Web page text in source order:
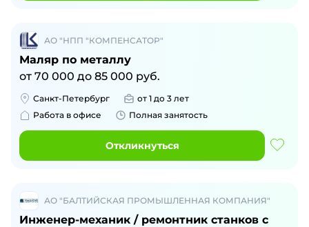
АО "НПП "КОМПЕНСАТОР"
Маляр по металлу
от 70 000 до 85 000 руб.
Санкт-Петербург
от 1 до 3 лет
Работа в офисе
Полная занятость
Откликнуться
АО "БАЛТИЙСКАЯ ПРОМЫШЛЕННАЯ КОМПАНИЯ"
Инженер-механик / ремонтник станков с